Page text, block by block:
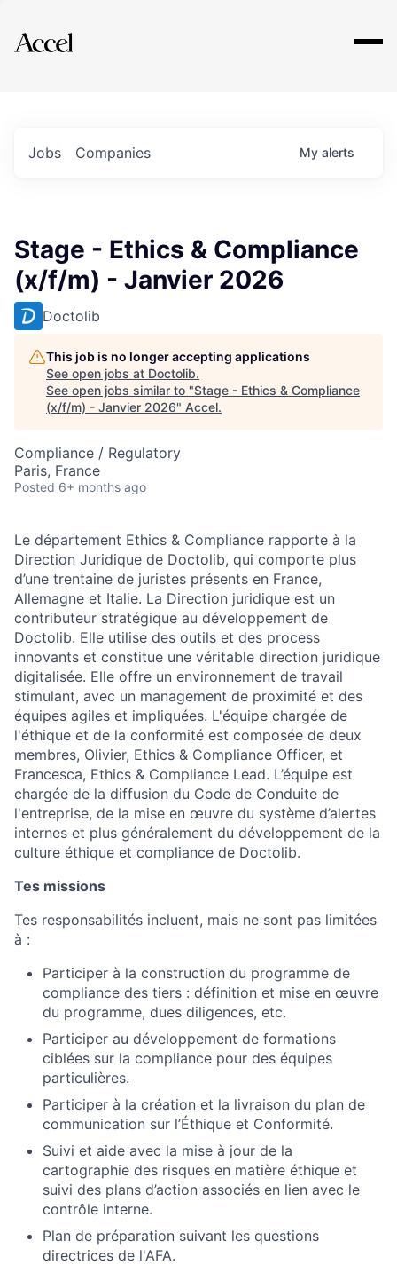
Explore
Jobs Companies My alerts
Stage - Ethics & Compliance
(x/f/m) - Janvier 2026
Doctolib
This job is no longer accepting applications
See open jobs at Doctolib.
See open jobs similar to "Stage - Ethics & Compliance
(x/f/m) - Janvier 2026" Accel.
Compliance / Regulatory
Paris, France
Posted 6+ months ago
Le département Ethics & Compliance rapporte à la
Direction Juridique de Doctolib, qui comporte plus
d’une trentaine de juristes présents en France,
Allemagne et Italie. La Direction juridique est un
contributeur stratégique au développement de
Doctolib. Elle utilise des outils et des process
innovants et constitue une véritable direction juridique
digitalisée. Elle offre un environnement de travail
stimulant, avec un management de proximité et des
équipes agiles et impliquées. L'équipe chargée de
l'éthique et de la conformité est composée de deux
membres, Olivier, Ethics & Compliance Officer, et
Francesca, Ethics & Compliance Lead. L’équipe est
chargée de la diffusion du Code de Conduite de
l'entreprise, de la mise en œuvre du système d’alertes
internes et plus généralement du développement de la
culture éthique et compliance de Doctolib.
Tes missions
Tes responsabilités incluent, mais ne sont pas limitées
à :
Participer à la construction du programme de
compliance des tiers : définition et mise en œuvre
du programme, dues diligences, etc.
Participer au développement de formations
ciblées sur la compliance pour des équipes
particulières.
Participer à la création et la livraison du plan de
communication sur l’Éthique et Conformité.
Suivi et aide avec la mise à jour de la
cartographie des risques en matière éthique et
suivi des plans d’action associés en lien avec le
contrôle interne.
Plan de préparation suivant les questions
directrices de l'AFA.